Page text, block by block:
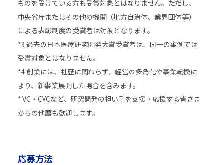
ものを受けている方も受賞対象とはなりません。ただし、
中央省庁またはその他の機関（地方自治体、業界団体等）
による表彰制度の受賞者は対象となります。
*3 過去の日本医療研究開発大賞受賞者は、同一の事例では
受賞対象とはなりません。
*4 創業には、社歴に関わらず、経営の多角化や事業転換に
より、新事業展開した場合を含みます。
* VC・CVCなど、研究開発の担い手を支援・応援する皆さま
からの他薦も歓迎します。
応募方法